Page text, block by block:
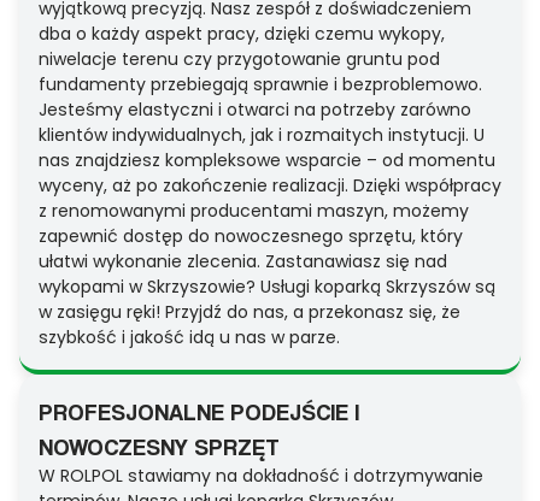
wyjątkową precyzją. Nasz zespół z doświadczeniem
dba o każdy aspekt pracy, dzięki czemu wykopy,
niwelacje terenu czy przygotowanie gruntu pod
fundamenty przebiegają sprawnie i bezproblemowo.
Jesteśmy elastyczni i otwarci na potrzeby zarówno
klientów indywidualnych, jak i rozmaitych instytucji. U
nas znajdziesz kompleksowe wsparcie – od momentu
wyceny, aż po zakończenie realizacji. Dzięki współpracy
z renomowanymi producentami maszyn, możemy
zapewnić dostęp do nowoczesnego sprzętu, który
ułatwi wykonanie zlecenia. Zastanawiasz się nad
wykopami w Skrzyszowie? Usługi koparką Skrzyszów są
w zasięgu ręki! Przyjdź do nas, a przekonasz się, że
szybkość i jakość idą u nas w parze.
PROFESJONALNE PODEJŚCIE I
NOWOCZESNY SPRZĘT
W ROLPOL stawiamy na dokładność i dotrzymywanie